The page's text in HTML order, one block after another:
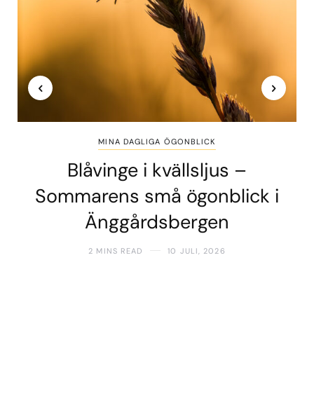
MINA DAGLIGA ÖGONBLICK
Blåvinge i kvällsljus –
Sommarens små ögonblick i
Änggårdsbergen
2 MINS READ 10 JULI, 2026